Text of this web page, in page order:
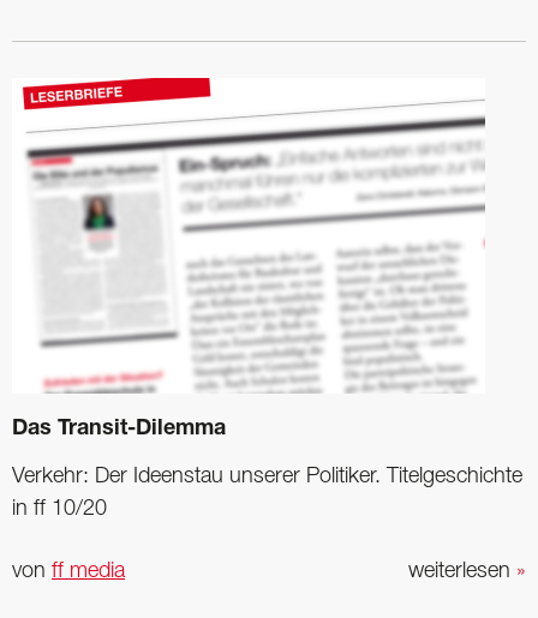
Das Transit-Dilemma
Verkehr: Der Ideenstau unserer Politiker. Titelgeschichte
in ff 10/20
weiterlesen »
von ff media